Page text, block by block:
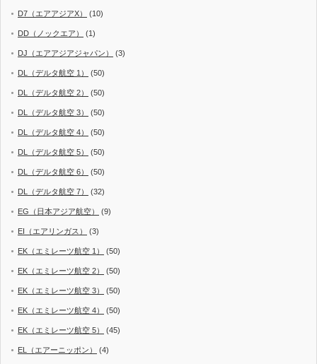
D7（エアアジアX） (10)
DD（ノックエア） (1)
DJ（エアアジアジャパン） (3)
DL（デルタ航空 1） (50)
DL（デルタ航空 2） (50)
DL（デルタ航空 3） (50)
DL（デルタ航空 4） (50)
DL（デルタ航空 5） (50)
DL（デルタ航空 6） (50)
DL（デルタ航空 7） (32)
EG（日本アジア航空） (9)
EI（エアリンガス） (3)
EK（エミレーツ航空 1） (50)
EK（エミレーツ航空 2） (50)
EK（エミレーツ航空 3） (50)
EK（エミレーツ航空 4） (50)
EK（エミレーツ航空 5） (45)
EL（エアーニッポン） (4)